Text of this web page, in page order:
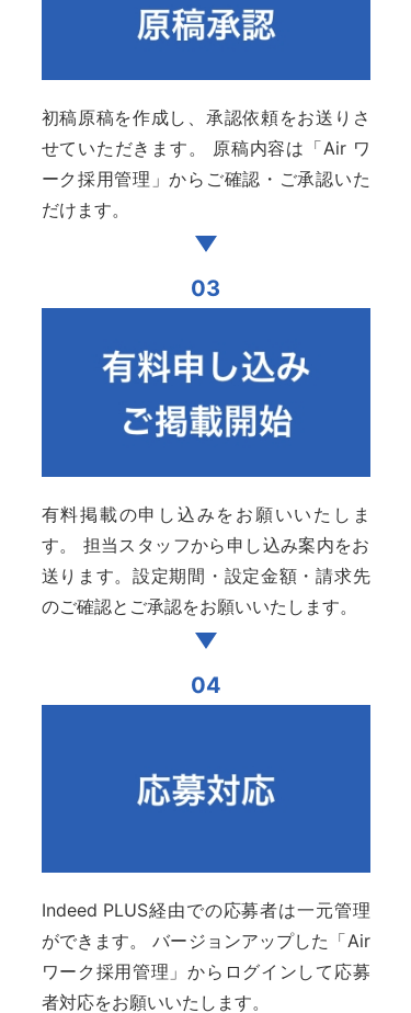
初稿原稿を作成し、承認依頼をお送りさ
せていただきます。 原稿内容は「Air ワ
ーク採用管理」からご確認・ご承認いた
だけます。
03
有料掲載の申し込みをお願いいたしま
す。 担当スタッフから申し込み案内をお
送ります。設定期間・設定金額・請求先
のご確認とご承認をお願いいたします。
04
Indeed PLUS経由での応募者は一元管理
ができます。 バージョンアップした「Air
ワーク採用管理」からログインして応募
者対応をお願いいたします。